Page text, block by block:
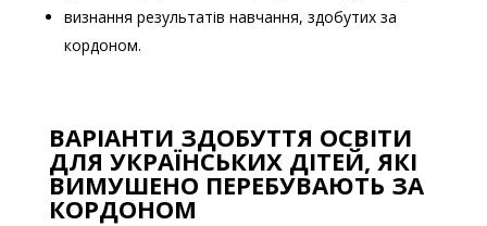
визнання результатів навчання, здобутих за
кордоном.
ВАРІАНТИ ЗДОБУТТЯ ОСВІТИ
ДЛЯ УКРАЇНСЬКИХ ДІТЕЙ, ЯКІ
ВИМУШЕНО ПЕРЕБУВАЮТЬ ЗА
КОРДОНОМ